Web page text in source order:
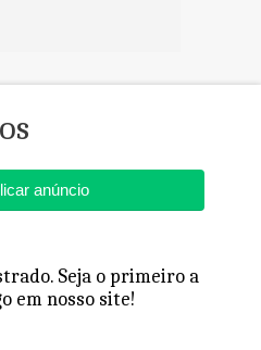
anúncio
Seja o primeiro a
em nosso site!